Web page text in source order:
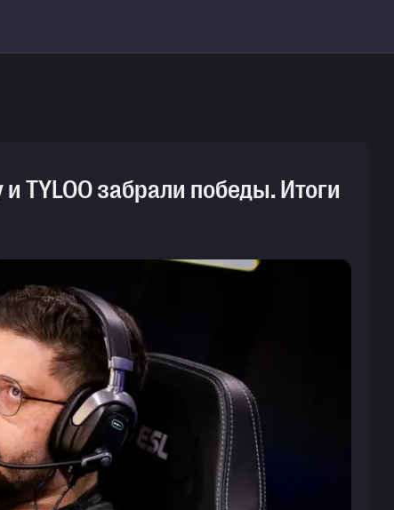
TYLOO забрали победы. Итоги